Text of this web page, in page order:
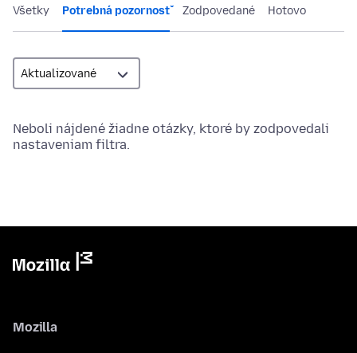
Všetky Potrebná pozornosť Zodpovedané Hotovo
Neboli nájdené žiadne otázky, ktoré by zodpovedali
nastaveniam filtra.
Mozilla